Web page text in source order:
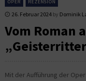
OPER REZENSION
26. Februar 2024 by Dominik
Vom Roman
Mit der Aufführung der